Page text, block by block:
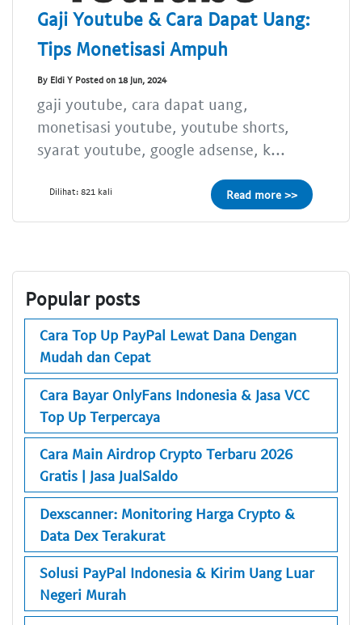
Gaji Youtube & Cara Dapat Uang:
Tips Monetisasi Ampuh
By Eldi Y Posted on 18 Jun, 2024
gaji youtube, cara dapat uang,
monetisasi youtube, youtube shorts,
syarat youtube, google adsense, k...
Dilihat: 821 kali Read more >>
Popular posts
Cara Top Up PayPal Lewat Dana Dengan
Mudah dan Cepat
Cara Bayar OnlyFans Indonesia & Jasa VCC
Top Up Terpercaya
Cara Main Airdrop Crypto Terbaru 2026
Gratis | Jasa JualSaldo
Dexscanner: Monitoring Harga Crypto &
Data Dex Terakurat
Solusi PayPal Indonesia & Kirim Uang Luar
Negeri Murah